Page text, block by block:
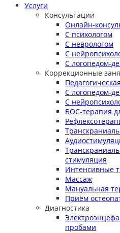
Услуги
Консультации
Онлайн-
С психологом
С неврологом
С
С логопедом-
Коррекционные
С логопедом-
С
БОС-терапия
стимуляция
Интенсивные
Массаж
Мануальная
Приём
Диагностика
пробами